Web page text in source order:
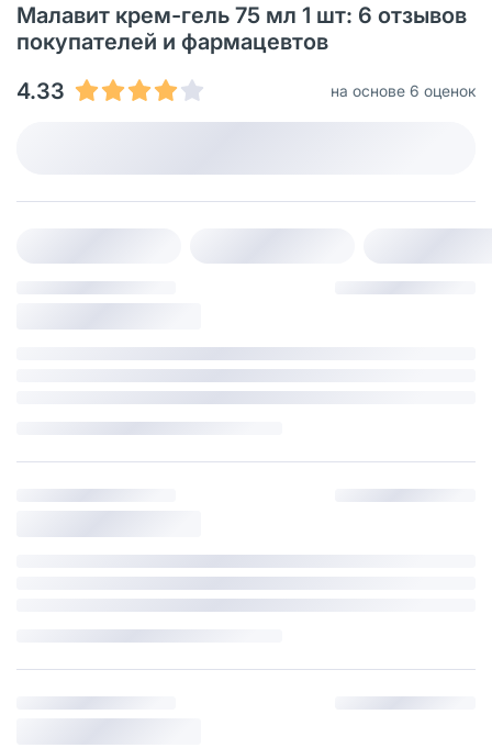
Малавит крем-гель 75 мл 1 шт: 6 отзывов
покупателей и фармацевтов
4.33
на основе 6 оценок